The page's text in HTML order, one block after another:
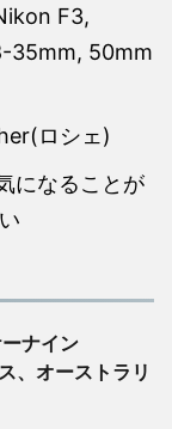
F3,
35mm, 50mm
ロシェ)
になることが
ーナイン
、オーストラリ